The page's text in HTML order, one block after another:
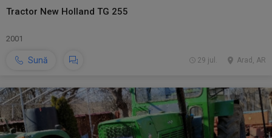
Tractor New Holland TG 255
2001
Sună Arad, AR
29 jul.